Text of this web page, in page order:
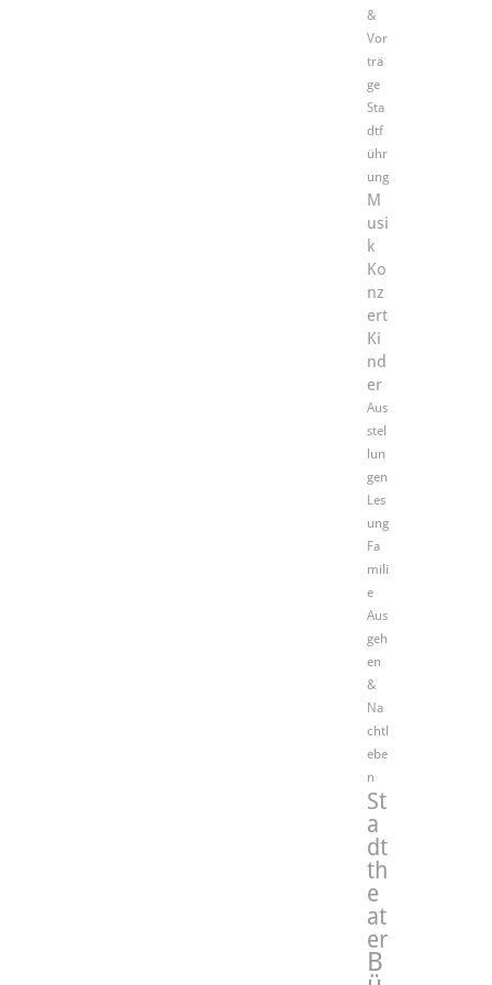
&
Vor
trä
ge
Sta
dtf
ühr
ung
M
usi
k
Ko
nz
ert
Ki
nd
er
Aus
stel
lun
gen
Les
ung
Fa
mili
e
Aus
geh
en
&
Na
chtl
ebe
n
St
a
dt
th
e
at
er
B